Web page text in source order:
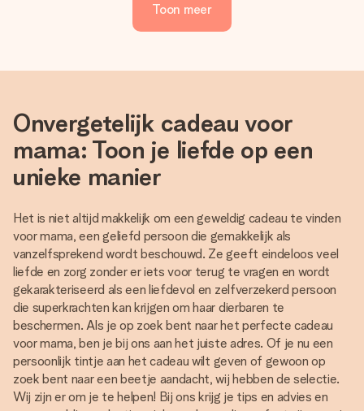
Toon meer
Onvergetelijk cadeau voor
mama: Toon je liefde op een
unieke manier
Het is niet altijd makkelijk om een geweldig cadeau te vinden
voor mama, een geliefd persoon die gemakkelijk als
vanzelfsprekend wordt beschouwd. Ze geeft eindeloos veel
liefde en zorg zonder er iets voor terug te vragen en wordt
gekarakteriseerd als een liefdevol en zelfverzekerd persoon
die superkrachten kan krijgen om haar dierbaren te
beschermen. Als je op zoek bent naar het perfecte cadeau
voor mama, ben je bij ons aan het juiste adres. Of je nu een
persoonlijk tintje aan het cadeau wilt geven of gewoon op
zoek bent naar een beetje aandacht, wij hebben de selectie.
Wij zijn er om je te helpen! Bij ons krijg je tips en advies en